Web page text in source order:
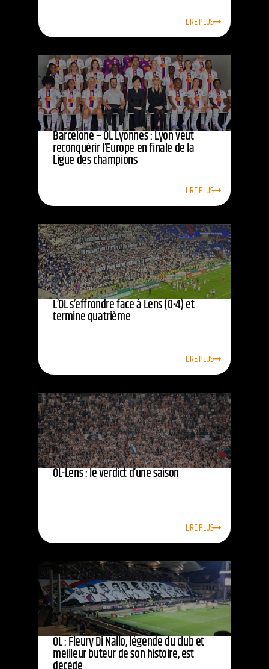
LIRE PLUS
Barcelone – OL Lyonnes : Lyon veut
reconquérir l’Europe en finale de la
Ligue des champions
LIRE PLUS
L’OL s’effrondre face à Lens (0-4) et
termine quatrième
LIRE PLUS
OL-Lens : le verdict d’une saison
LIRE PLUS
OL : Fleury Di Nallo, légende du club et
meilleur buteur de son histoire, est